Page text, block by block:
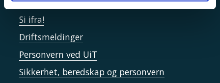
Si ifra!
Driftsmeldinger
Personvern ved UiT
Sikkerhet, beredskap og personvern